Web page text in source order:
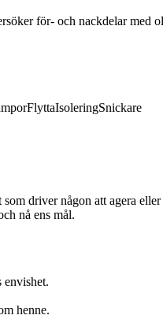
för- och nackdelar med
FlyttaIsoleringSnickare
driver någon att agera
nå ens mål.
envishet.
henne.